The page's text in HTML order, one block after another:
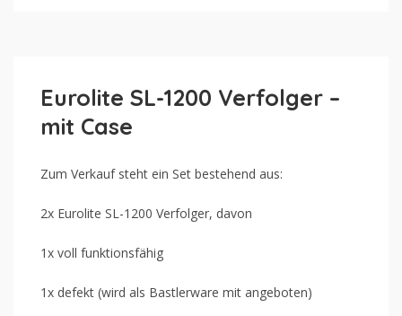
Eurolite SL-1200 Verfolger –
mit Case
Zum Verkauf steht ein Set bestehend aus:
2x Eurolite SL-1200 Verfolger, davon
1x voll funktionsfähig
1x defekt (wird als Bastlerware mit angeboten)